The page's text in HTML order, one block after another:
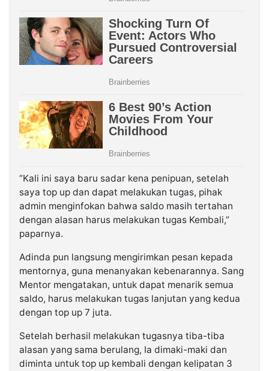
“Kali ini saya baru sadar kena penipuan, setelah
saya top up dan dapat melakukan tugas, pihak
admin menginfokan bahwa saldo masih tertahan
dengan alasan harus melakukan tugas Kembali,”
paparnya.
Adinda pun langsung mengirimkan pesan kepada
mentornya, guna menanyakan kebenarannya. Sang
Mentor mengatakan, untuk dapat menarik semua
saldo, harus melakukan tugas lanjutan yang kedua
dengan top up 7 juta.
Setelah berhasil melakukan tugasnya tiba-tiba
alasan yang sama berulang, Ia dimaki-maki dan
diminta untuk top up kembali dengan kelipatan 3